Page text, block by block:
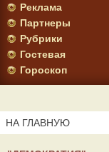
Реклама
Партнеры
Рубрики
Гостевая
Гороскоп
НА ГЛАВНУЮ